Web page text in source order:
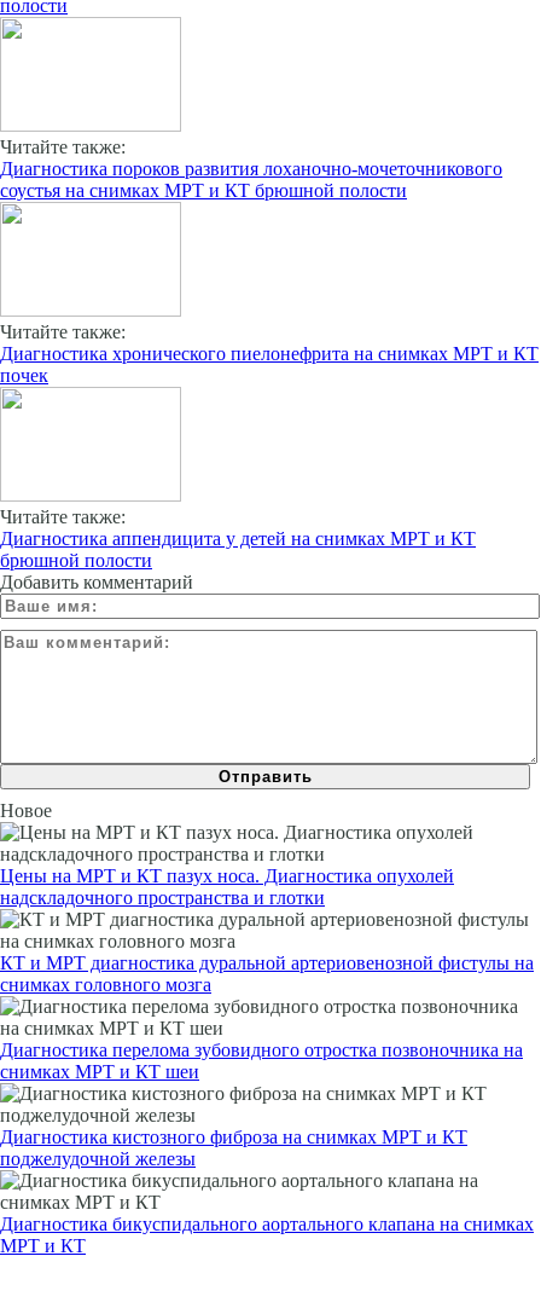
полости
Читайте также:
Диагностика пороков развития лоханочно-мочеточникового
соустья на снимках МРТ и КТ брюшной полости
Читайте также:
Диагностика хронического пиелонефрита на снимках МРТ и КТ
почек
Читайте также:
Диагностика аппендицита у детей на снимках МРТ и КТ
брюшной полости
Добавить комментарий
Новое
Цены на МРТ и КТ пазух носа. Диагностика опухолей
надскладочного пространства и глотки
КТ и МРТ диагностика дуральной артериовенозной фистулы на
снимках головного мозга
Диагностика перелома зубовидного отростка позвоночника на
снимках МРТ и КТ шеи
Диагностика кистозного фиброза на снимках МРТ и КТ
поджелудочной железы
Диагностика бикуспидального аортального клапана на снимках
МРТ и КТ